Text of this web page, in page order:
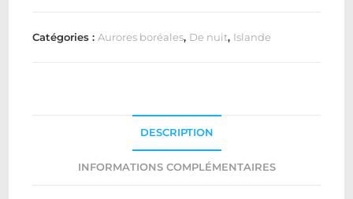
Catégories :Aurores boréales, De nuit, Islande
DESCRIPTION
INFORMATIONS COMPLÉMENTAIRES